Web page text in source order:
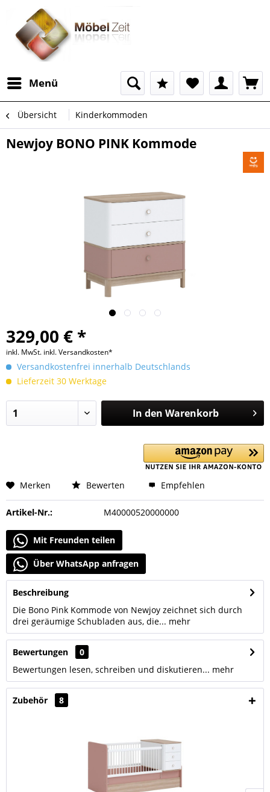
Menü
Übersicht Kinderkommoden
Newjoy BONO PINK Kommode
329,00 € *
inkl. MwSt. inkl. Versandkosten*
Versandkostenfrei innerhalb Deutschlands
Lieferzeit 30 Werktage
In den Warenkorb
Merken Bewerten Empfehlen
Artikel-Nr.: M40000520000000
Mit Freunden teilen
Über WhatsApp anfragen
Beschreibung
Die Bono Pink Kommode von Newjoy zeichnet sich durch
drei geräumige Schubladen aus, die... mehr
Bewertungen
0
Bewertungen lesen, schreiben und diskutieren... mehr
Zubehör 8